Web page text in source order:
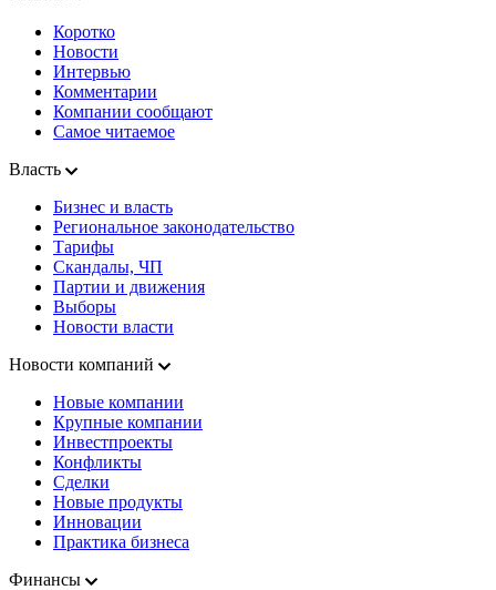
Коротко
Новости
Интервью
Комментарии
Компании сообщают
Самое читаемое
Власть
Бизнес и власть
Региональное законодательство
Тарифы
Скандалы, ЧП
Партии и движения
Выборы
Новости власти
Новости компаний
Новые компании
Крупные компании
Инвестпроекты
Конфликты
Сделки
Новые продукты
Инновации
Практика бизнеса
Финансы